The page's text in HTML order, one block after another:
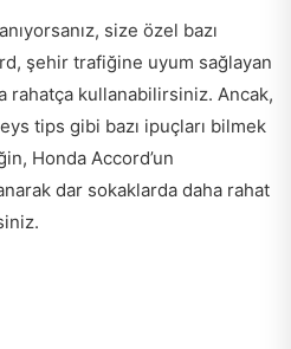
size özel bazı
şehir trafiğine uyum sağlayan
rahatça kullanabilirsiniz. Ancak,
tips gibi bazı ipuçları bilmek
Honda Accord’un
dar sokaklarda daha rahat